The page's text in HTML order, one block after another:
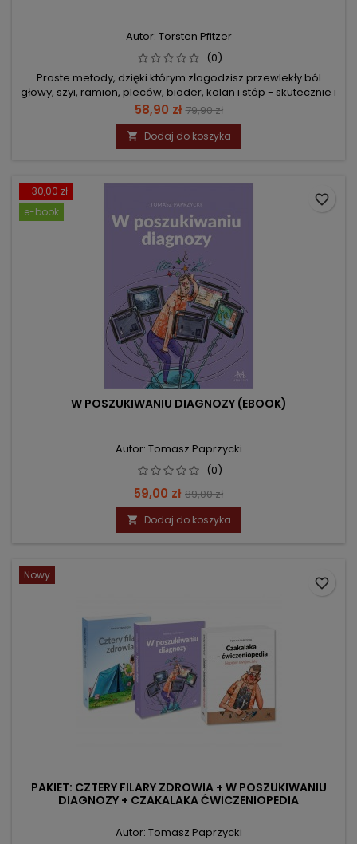
Autor: Torsten Pfitzer
(0)
Proste metody, dzięki którym złagodzisz przewlekły ból
głowy, szyi, ramion, pleców, bioder, kolan i stóp - skutecznie i
długotrwale
Cena
58,90 zł Cena
podstawowa
79,90 zł
 Dodaj do koszyka
- 30,00 zł
e-book
W POSZUKIWANIU DIAGNOZY (EBOOK)
Autor: Tomasz Paprzycki
(0)
Cena
59,00 zł Cena
podstawowa
89,00 zł
 Dodaj do koszyka
favorite_border
Nowy
PAKIET: CZTERY FILARY ZDROWIA + W POSZUKIWANIU
DIAGNOZY + CZAKALAKA ĆWICZENIOPEDIA
Autor: Tomasz Paprzycki
favorite_border